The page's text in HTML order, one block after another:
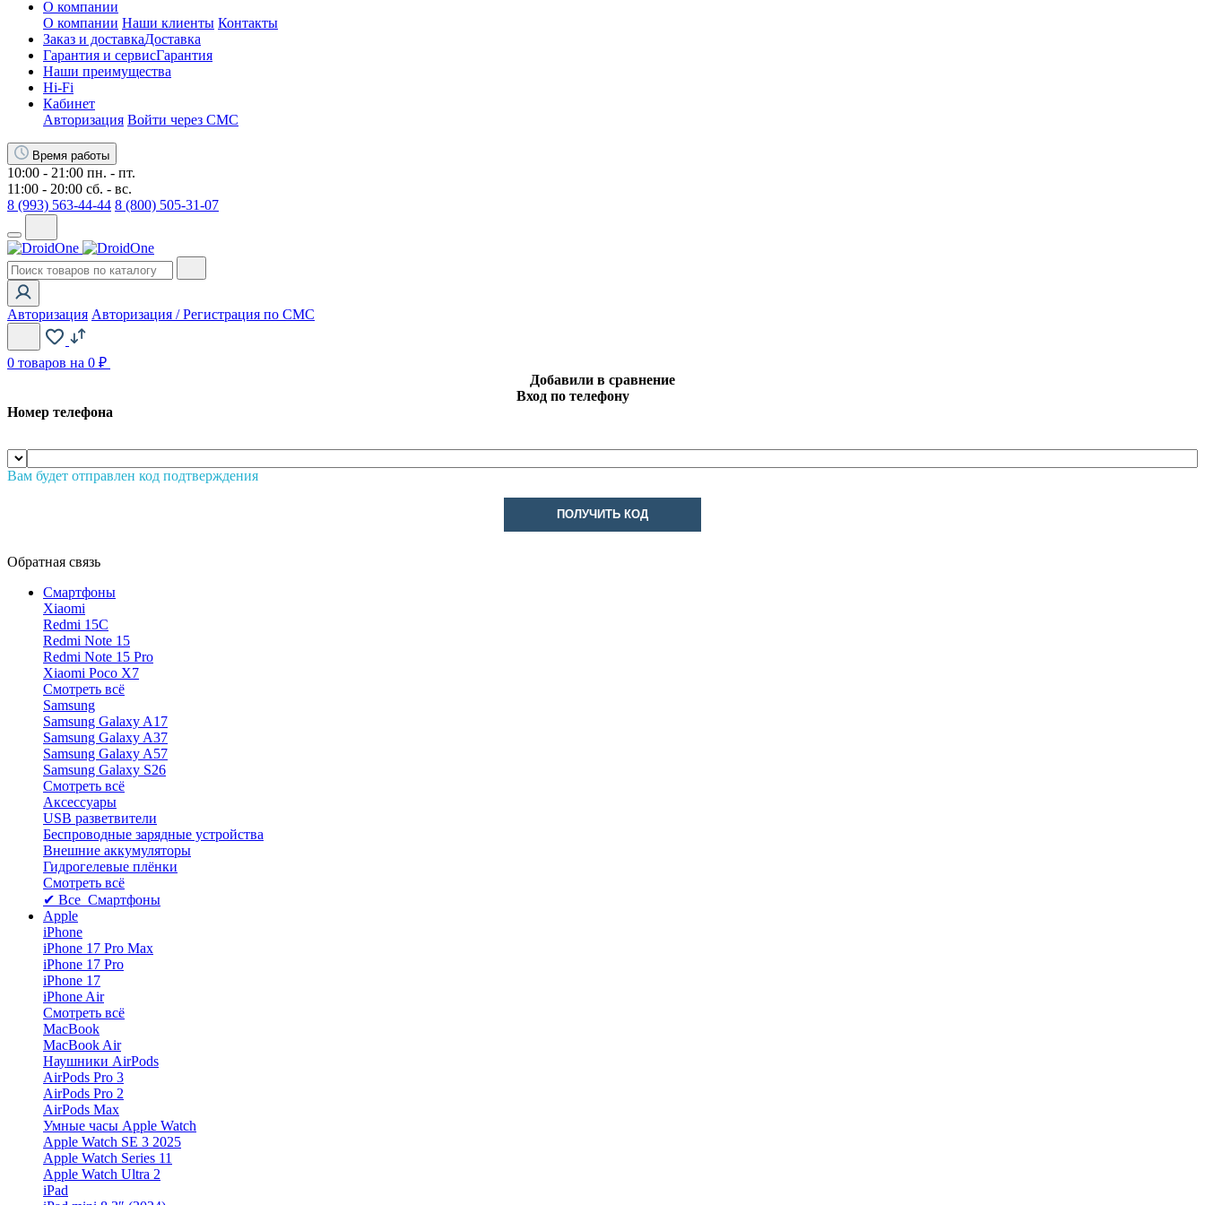
О компании
О компании Наши клиенты Контакты
Заказ и доставкаДоставка
Гарантия и сервисГарантия
Наши преимущества
Hi-Fi
Кабинет
Авторизация Войти через СМС
Время работы
10:00 - 21:00 пн. - пт.
11:00 - 20:00 сб. - вс.
8 (993) 563-44-44 8 (800) 505-31-07
Авторизация Авторизация / Регистрация по СМС
0 товаров на 0 ₽
Добавили в сравнение
Вход по телефону
Номер телефона
Вам будет отправлен код подтверждения
ПОЛУЧИТЬ КОД
Обратная связь
Смартфоны
Xiaomi
Redmi 15C
Redmi Note 15
Redmi Note 15 Pro
Xiaomi Poco X7
Смотреть всё
Samsung
Samsung Galaxy A17
Samsung Galaxy A37
Samsung Galaxy A57
Samsung Galaxy S26
Смотреть всё
Аксессуары
USB разветвители
Беспроводные зарядные устройства
Внешние аккумуляторы
Гидрогелевые плёнки
Смотреть всё
✔ Все Смартфоны
Apple
iPhone
iPhone 17 Pro Max
iPhone 17 Pro
iPhone 17
iPhone Air
Смотреть всё
MacBook
MacBook Air
Наушники AirPods
AirPods Pro 3
AirPods Pro 2
AirPods Max
Умные часы Apple Watch
Apple Watch SE 3 2025
Apple Watch Series 11
Apple Watch Ultra 2
iPad